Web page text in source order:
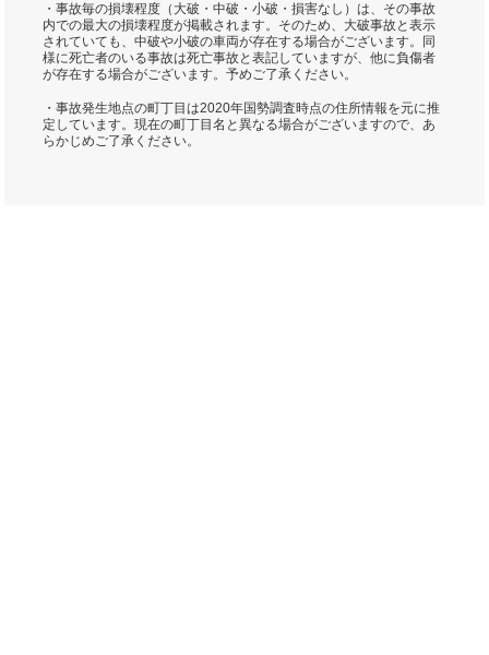
・事故毎の損壊程度（大破・中破・小破・損害なし）は、その事故
内での最大の損壊程度が掲載されます。そのため、大破事故と表示
されていても、中破や小破の車両が存在する場合がございます。同
様に死亡者のいる事故は死亡事故と表記していますが、他に負傷者
が存在する場合がございます。予めご了承ください。
・事故発生地点の町丁目は2020年国勢調査時点の住所情報を元に推
定しています。現在の町丁目名と異なる場合がございますので、あ
らかじめご了承ください。